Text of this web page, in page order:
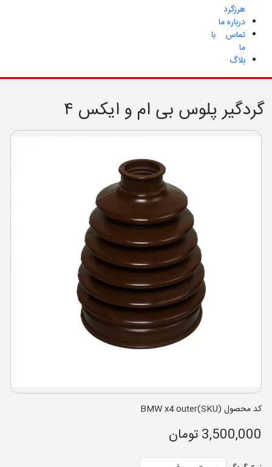
هرزگرد
درباره ما
تماس با
ما
بلاگ
گردگیر پلوس بی ام و ایکس ۴
کد محصول (SKU)BMW x4 outer
3,500,000 تومان